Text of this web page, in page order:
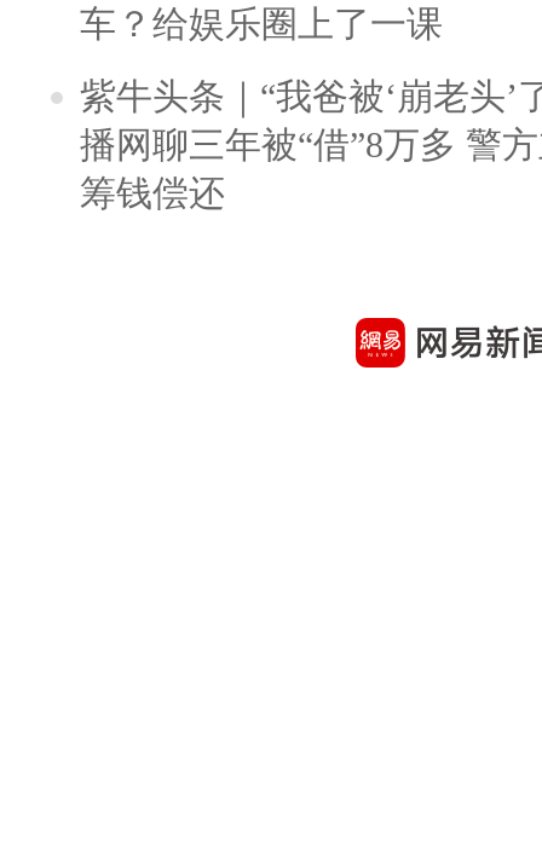
车？给娱乐圈上了一课
紫牛头条｜“我爸被‘崩老头’
播网聊三年被“借”8万多 警
筹钱偿还